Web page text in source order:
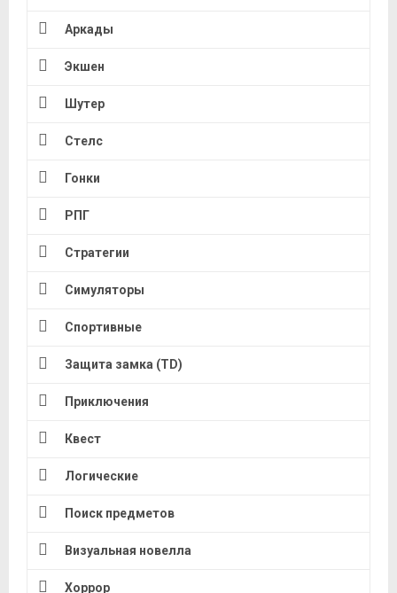
Аркады
Экшен
Шутер
Стелс
Гонки
РПГ
Стратегии
Симуляторы
Спортивные
Защита замка (TD)
Приключения
Квест
Логические
Поиск предметов
Визуальная новелла
Хоррор